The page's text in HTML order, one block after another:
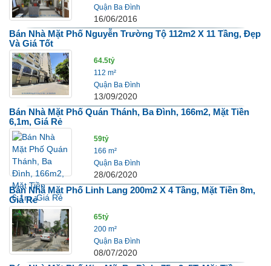
Quận Ba Đình
16/06/2016
Bán Nhà Mặt Phố Nguyễn Trường Tộ 112m2 X 11 Tầng, Đẹp
Và Giá Tốt
64.5tỷ
112 m²
Quận Ba Đình
13/09/2020
Bán Nhà Mặt Phố Quán Thánh, Ba Đình, 166m2, Mặt Tiền
6,1m, Giá Rẻ
59tỷ
166 m²
Quận Ba Đình
28/06/2020
Bán Nhà Mặt Phố Linh Lang 200m2 X 4 Tầng, Mặt Tiền 8m,
Giá Rẻ
65tỷ
200 m²
Quận Ba Đình
08/07/2020